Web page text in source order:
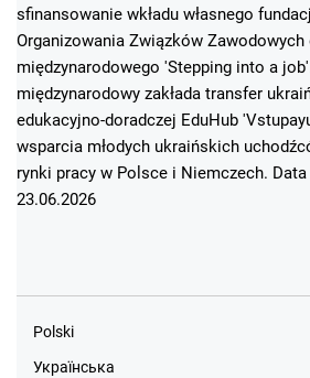
sfinansowanie wkładu własnego
Organizowania Związków
międzynarodowego 'Stepping into a
międzynarodowy zakłada transfer
edukacyjno-doradczej EduHub
wsparcia młodych ukraińskich
rynki pracy w Polsce i Niemczech.
23.06.2026
Polski
Українська